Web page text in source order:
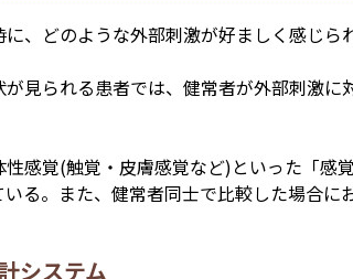
、どのような外部刺激が好ましく感じら
見られる患者では、健常者が外部刺激
感覚(触覚・皮膚感覚など)といった「感
る。また、健常者同士で比較した場合
システム